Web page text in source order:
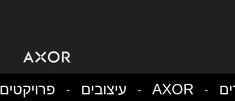
AXOR
עיצובים
פרויקטים